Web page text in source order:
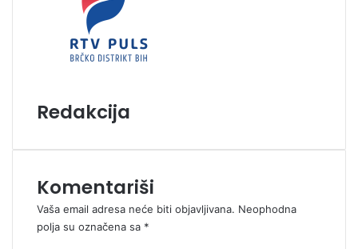
Redakcija
Komentariši
Vaša email adresa neće biti objavljivana. Neophodna
polja su označena sa *